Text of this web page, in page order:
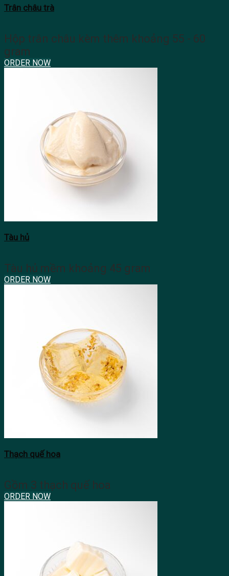
Trân châu trà
Hộp trân châu kèm thêm khoảng 55 - 60
gram
ORDER NOW
Tàu hủ
Tàu hủ mềm khoảng 45 gram
ORDER NOW
Thạch quế hoa
Gồm 3 thạch quế hoa
ORDER NOW